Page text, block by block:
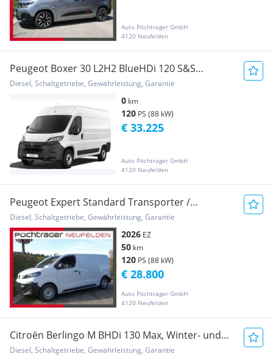
Auto Pöchtrager GmbH
4120 Neufelden
Peugeot Boxer 30 L2H2 BlueHDi 120 S&S
Transporter / Kastenwagen
Diesel, Schaltgetriebe, Gewährleistung, Garantie
0 km
120 PS (88 kW)
Auto Pöchtrager GmbH
4120 Neufelden
€ 33.225
Peugeot Expert Standard Transporter /
Kastenwagen
Diesel, Schaltgetriebe, Gewährleistung, Garantie
2026 EZ
50 km
120 PS (88 kW)
Auto Pöchtrager GmbH
4120 Neufelden
€ 28.800
Citroën Berlingo M BHDi 130 Max, Winter- und
Technopaket Transporter / Kastenwagen
Diesel, Schaltgetriebe, Gewährleistung, Garantie